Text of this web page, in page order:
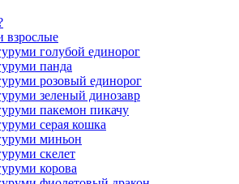
взрослые
голубой единорог
панда
розовый единорог
зеленый динозавр
пакемон пикачу
серая кошка
миньон
скелет
корова